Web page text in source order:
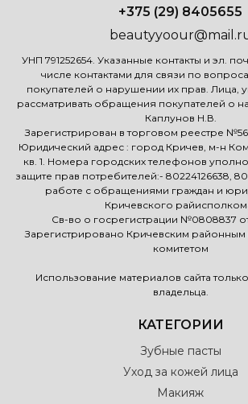
+375 (29) 8405655
УНП 791252654. Указанные контакты и эл.
числе контактами для связи по
покупателей о нарушении их прав. Лица,
рассматривать обращения покупателей о
Каплунов Н.В.
Зарегистрирован в торговом реестре
Юридический адрес : город Кричев, м-н
кв. 1. Номера городских телефонов
защите прав потребителей:- 80224126638,
работе с обращениями граждан и
Кричевского
Св-во о госрегистрации №0808837
Зарегистрировано Кричевским
комитетом
Использование материалов сайта
владельца.
КАТЕГОРИИ
Зубные пасты
Уход за кожей лица
Макияж